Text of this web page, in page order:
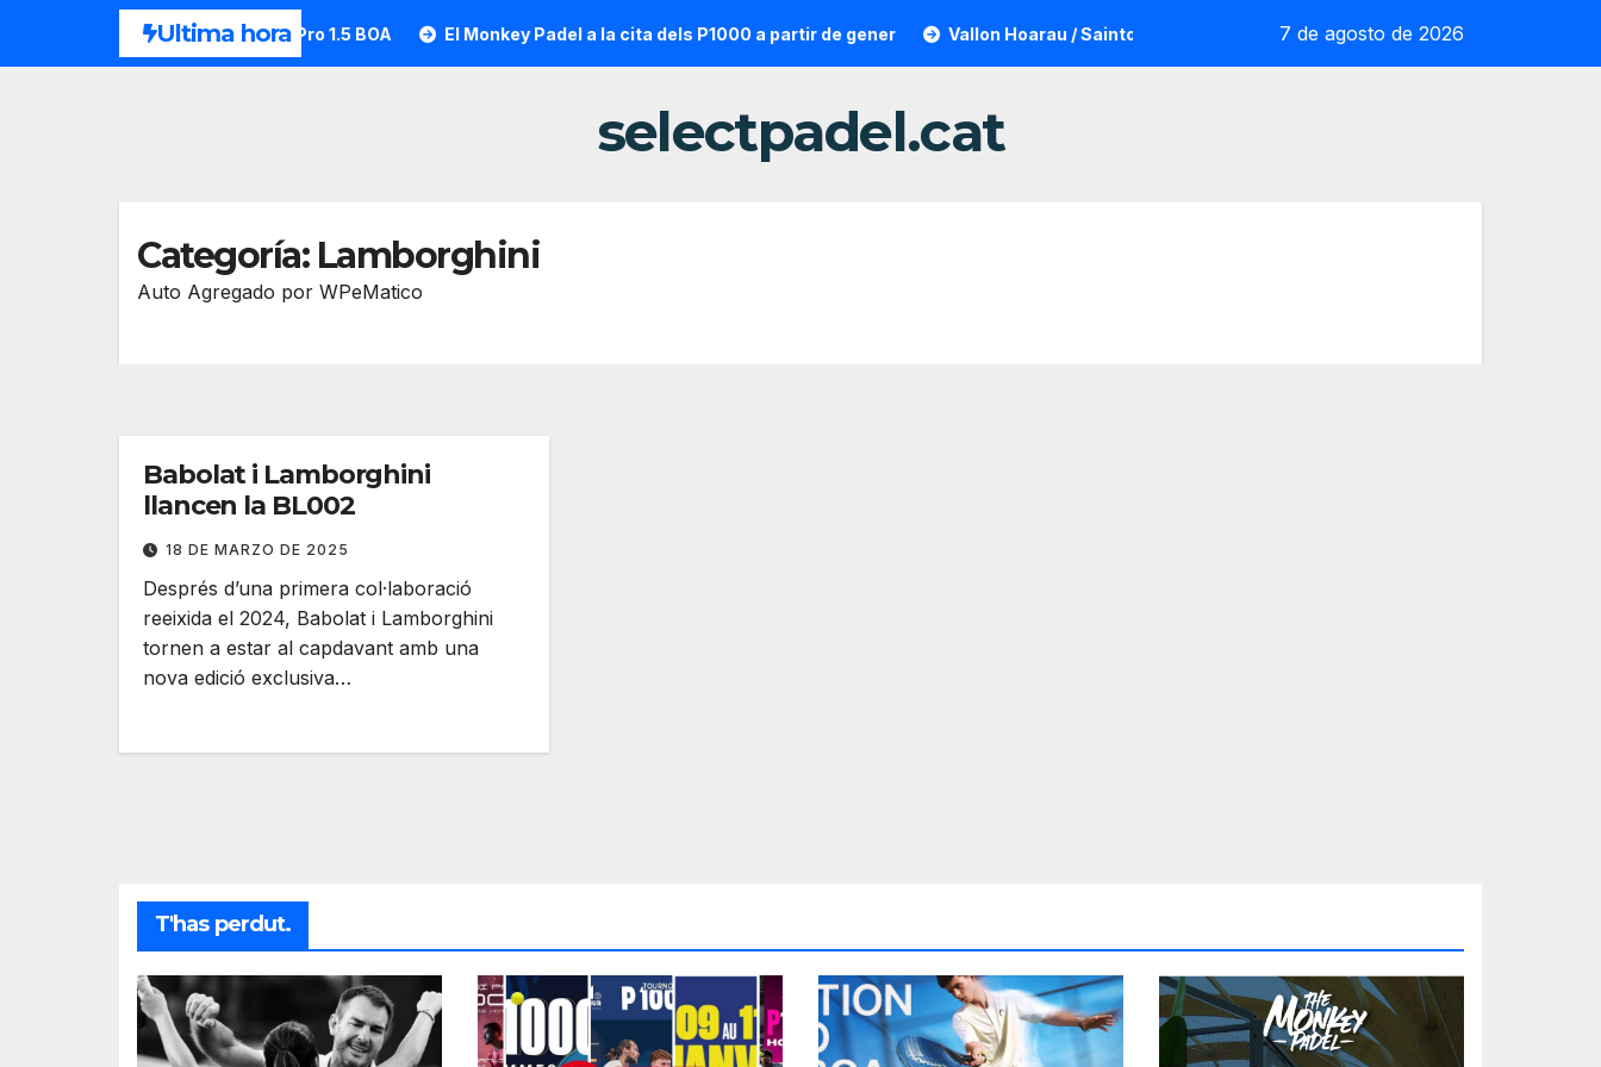
Ultima hora
HEAD desvela la Motion Pro 1.5 BOA El Monkey Padel a la cita dels P1000 a partir de gener Vallon Hoarau / Saintot: la sorpresa reoliana que desafia la cap de sèrie 1
7 de agosto de 2026
selectpadel.cat
Categoría: Lamborghini
Auto Agregado por WPeMatico
Babolat i Lamborghini
llancen la BL002
18 DE MARZO DE 2025
Després d’una primera col·laboració
reeixida el 2024, Babolat i Lamborghini
tornen a estar al capdavant amb una
nova edició exclusiva…
T'has perdut.